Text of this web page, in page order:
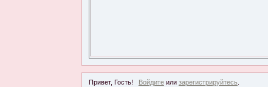
Привет, Гость! Войдитеили зарегистрируйтесь.